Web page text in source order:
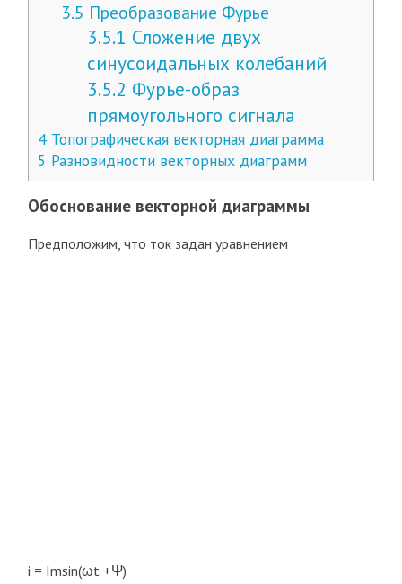
3.5 Преобразование Фурье
3.5.1 Сложение двух
синусоидальных колебаний
3.5.2 Фурье-образ
прямоугольного сигнала
4Топографическая векторная диаграмма
5 Разновидности векторных диаграмм
Обоснование векторной диаграммы
Предположим, что ток задан уравнением
i = Imsin(ωt +Ψ)